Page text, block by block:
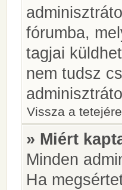
fórumba,
tagjai
nem tudsz
Vissza a tetejére
» Miért
Minden
Ha